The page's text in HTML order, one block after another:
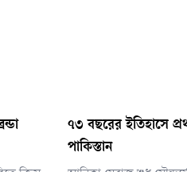
৭৩ বছরের ইতিহাসে
পাকিস্তান